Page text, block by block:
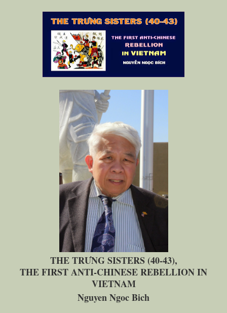
THE TRƯNG SISTERS (40-43),
THE FIRST ANTI-CHINESE REBELLION IN
VIETNAM
Nguyen Ngoc Bich